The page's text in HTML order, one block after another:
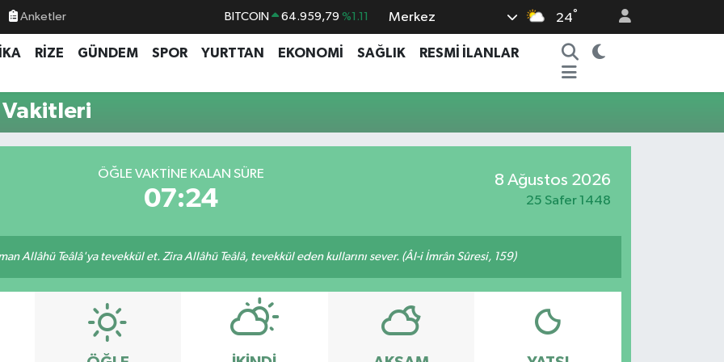
Anketler BITCOIN 64.959,79 %1.11
DOLAR 47,7436 %0.18
GRAM ALTIN 6660.55 %0.03
Merkez 24°
RİZE GÜNDEM SPOR YURTTAN EKONOMİ SAĞLIK
RESMİ İLANLAR
Vakitleri
ÖĞLE VAKTINE KALAN SÜRE
07:24
8 Ağustos 2026
25 Safer 1448
Allâhü Teâlâ'ya tevekkül et. Zira Allâhü Teâlâ, tevekkül eden kullarını sever. (Âl-i İmrân Sûresi, 159)